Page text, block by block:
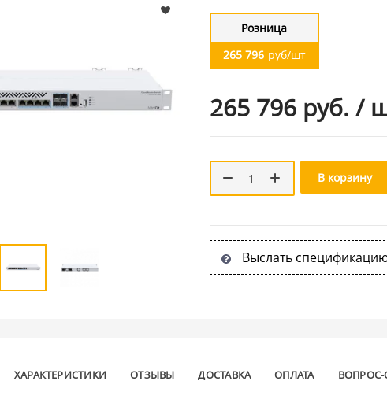
Розница
265 796 руб/шт
265 796 руб. /
В корзину
Выслать
ХАРАКТЕРИСТИКИ ОТЗЫВЫ ДОСТАВКА ОПЛАТА ВОПРОС-